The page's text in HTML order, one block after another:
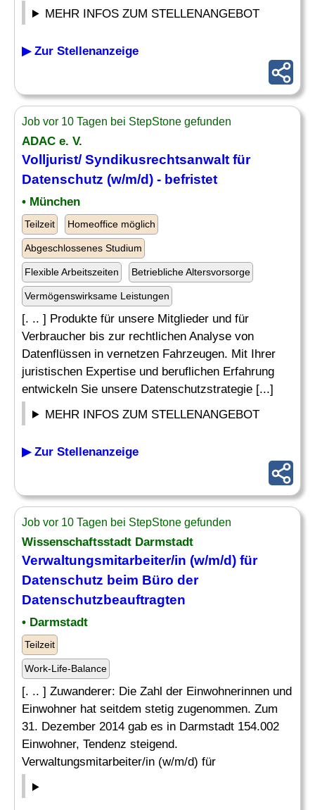
MEHR INFOS ZUM STELLENANGEBOT
▶ Zur Stellenanzeige
Job vor 10 Tagen bei StepStone gefunden
ADAC e. V.
Volljurist/ Syndikusrechtsanwalt für
Datenschutz (w/m/d) - befristet
• München
Teilzeit Homeoffice möglich
Abgeschlossenes Studium
Flexible Arbeitszeiten Betriebliche Altersvorsorge
Vermögenswirksame Leistungen
[. .. ] Produkte für unsere Mitglieder und für
Verbraucher bis zur rechtlichen Analyse von
Datenflüssen in vernetzen Fahrzeugen. Mit Ihrer
juristischen Expertise und beruflichen Erfahrung
entwickeln Sie unsere Datenschutzstrategie [...]
MEHR INFOS ZUM STELLENANGEBOT
▶ Zur Stellenanzeige
Job vor 10 Tagen bei StepStone gefunden
Wissenschaftsstadt Darmstadt
Verwaltungsmitarbeiter/in (w/m/d) für
Datenschutz beim Büro der
Datenschutzbeauftragten
• Darmstadt
Teilzeit
Work-Life-Balance
[. .. ] Zuwanderer: Die Zahl der Einwohnerinnen und
Einwohner hat seitdem stetig zugenommen. Zum
31. Dezember 2014 gab es in Darmstadt 154.002
Einwohner, Tendenz steigend.
Verwaltungsmitarbeiter/in (w/m/d) für